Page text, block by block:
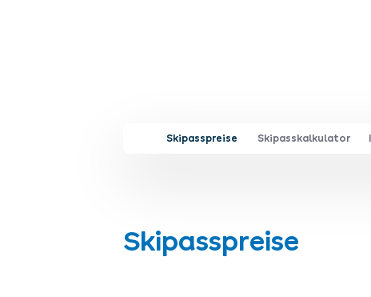
Skipasspreise Skipasskalkulator
Skipasspreise